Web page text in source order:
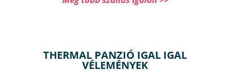
THERMAL PANZIÓ IGAL IGAL
VÉLEMÉNYEK